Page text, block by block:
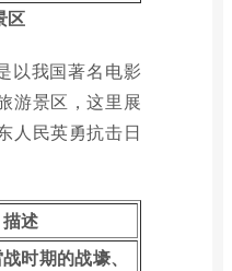
区
以我国著名电影
游景区，这里展
人民英勇抗击日
描述
时期的战壕、